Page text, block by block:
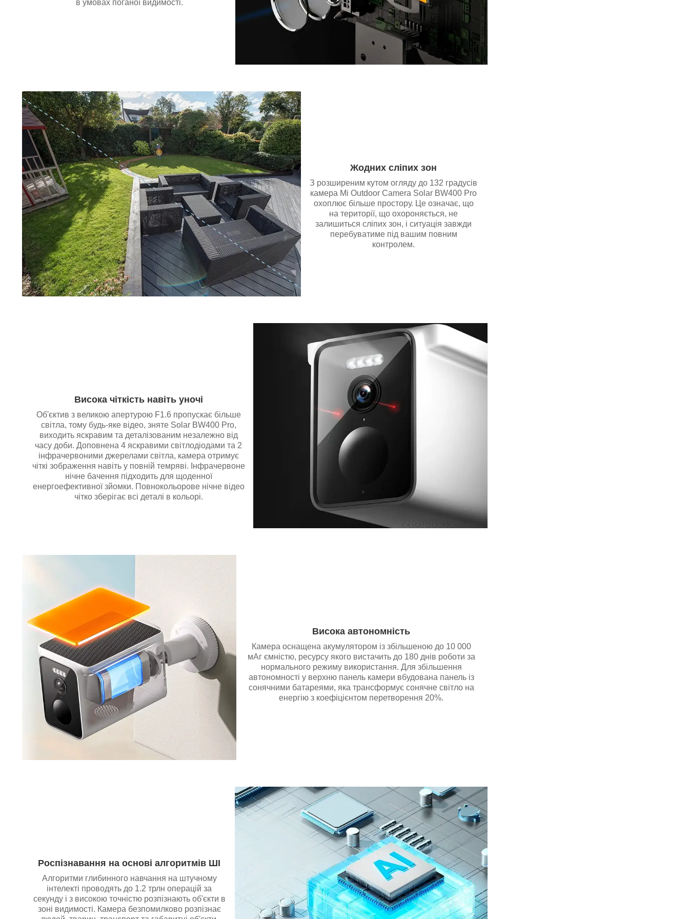
в умовах поганої видимості.
Жодних сліпих зон
З розширеним кутом огляду до 132 градусів
камера Mi Outdoor Camera Solar BW400 Pro
охоплює більше простору. Це означає, що
на території, що охороняється, не
залишиться сліпих зон, і ситуація завжди
перебуватиме під вашим повним
контролем.
Висока чіткість навіть уночі
Об'єктив з великою апертурою F1.6 пропускає більше
світла, тому будь-яке відео, зняте Solar BW400 Pro,
виходить яскравим та деталізованим незалежно від
часу доби. Доповнена 4 яскравими світлодіодами та 2
інфрачервоними джерелами світла, камера отримує
чіткі зображення навіть у повній темряві. Інфрачервоне
нічне бачення підходить для щоденної
енергоефективної зйомки. Повнокольорове нічне відео
чітко зберігає всі деталі в кольорі.
Висока автономність
Камера оснащена акумулятором із збільшеною до 10 000
мАг ємністю, ресурсу якого вистачить до 180 днів роботи за
нормального режиму використання. Для збільшення
автономності у верхню панель камери вбудована панель із
сонячними батареями, яка трансформує сонячне світло на
енергію з коефіцієнтом перетворення 20%.
Роспізнавання на основі алгоритмів ШІ
Алгоритми глибинного навчання на штучному
інтелекті проводять до 1.2 трлн операцій за
секунду і з високою точністю розпізнають об'єкти в
зоні видимості. Камера безпомилково розпізнає